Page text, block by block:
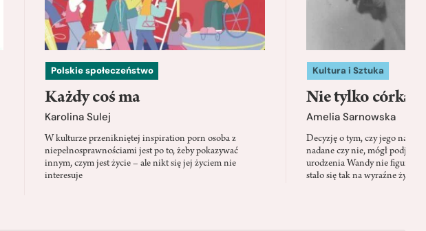
Polskie społeczeństwo
Każdy coś ma
Karolina Sulej
W kulturze przenikniętej inspiration porn osoba z
niepełnosprawnościami jest po to, żeby pokazywać
innym, czym jest życie – ale nikt się jej życiem nie
interesuje
Kultura i Sztuka
Nie tylko córka
Amelia Sarnowska
Decyzję o tym, czy jego
nadane czy nie, mógł podjąć
urodzenia Wandy nie figuruje
stało się tak na wyraźne